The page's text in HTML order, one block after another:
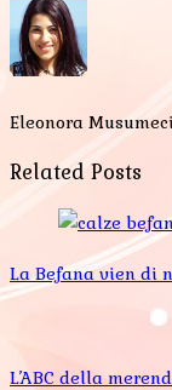
Eleonora
Related Posts
La Befana vien di
L’ABC della